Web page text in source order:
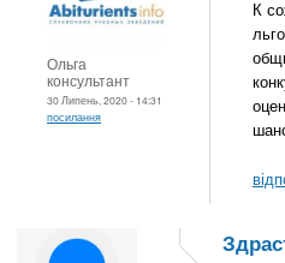
Ольга
консультант
30 Липень, 2020 - 14:31
посилання
К